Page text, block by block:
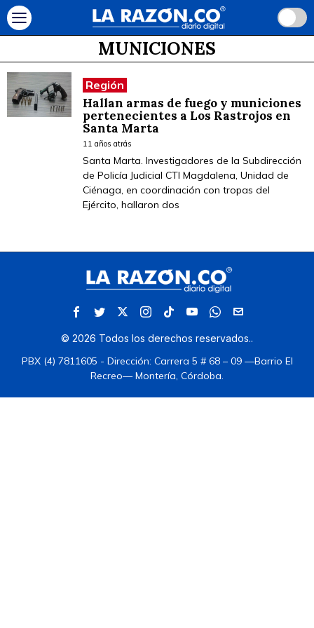
MUNICIONES
Región
Hallan armas de fuego y municiones
pertenecientes a Los Rastrojos en
Santa Marta
11 años atrás
Santa Marta. Investigadores de la Subdirección
de Policía Judicial CTI Magdalena, Unidad de
Ciénaga, en coordinación con tropas del
Ejército, hallaron dos
© 2026 Todos los derechos reservados..
PBX (4) 7811605 - Dirección: Carrera 5 # 68 – 09 —Barrio El
Recreo— Montería, Córdoba.